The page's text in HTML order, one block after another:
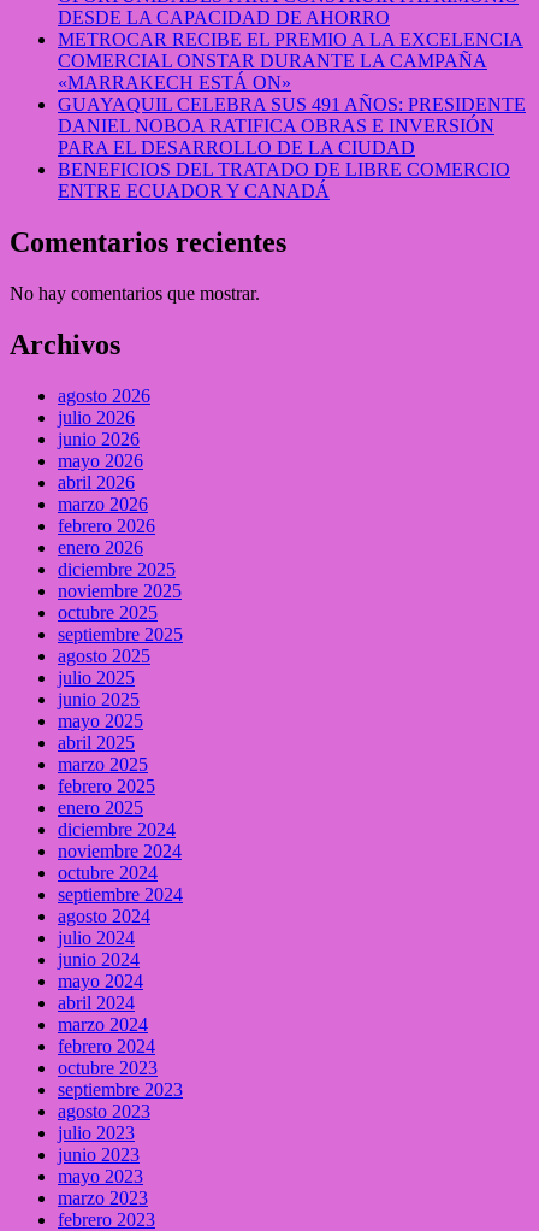
DESDE LA CAPACIDAD DE AHORRO
METROCAR RECIBE EL PREMIO A LA EXCELENCIA
COMERCIAL ONSTAR DURANTE LA CAMPAÑA
«MARRAKECH ESTÁ ON»
GUAYAQUIL CELEBRA SUS 491 AÑOS: PRESIDENTE
DANIEL NOBOA RATIFICA OBRAS E INVERSIÓN
PARA EL DESARROLLO DE LA CIUDAD
BENEFICIOS DEL TRATADO DE LIBRE COMERCIO
ENTRE ECUADOR Y CANADÁ
Comentarios recientes
No hay comentarios que mostrar.
Archivos
agosto 2026
julio 2026
junio 2026
mayo 2026
abril 2026
marzo 2026
febrero 2026
enero 2026
diciembre 2025
noviembre 2025
octubre 2025
septiembre 2025
agosto 2025
julio 2025
junio 2025
mayo 2025
abril 2025
marzo 2025
febrero 2025
enero 2025
diciembre 2024
noviembre 2024
octubre 2024
septiembre 2024
agosto 2024
julio 2024
junio 2024
mayo 2024
abril 2024
marzo 2024
febrero 2024
octubre 2023
septiembre 2023
agosto 2023
julio 2023
junio 2023
mayo 2023
marzo 2023
febrero 2023